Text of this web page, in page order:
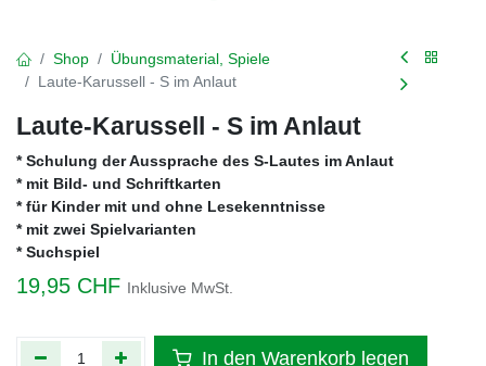
Shop
Übungsmaterial, Spiele
Laute-Karussell - S im Anlaut
Laute-Karussell - S im Anlaut
* Schulung der Aussprache des S-Lautes im Anlaut
* mit Bild- und Schriftkarten
* für Kinder mit und ohne Lesekenntnisse
* mit zwei Spielvarianten
* Suchspiel
19,95 CHF Inklusive MwSt.
In den Warenkorb legen